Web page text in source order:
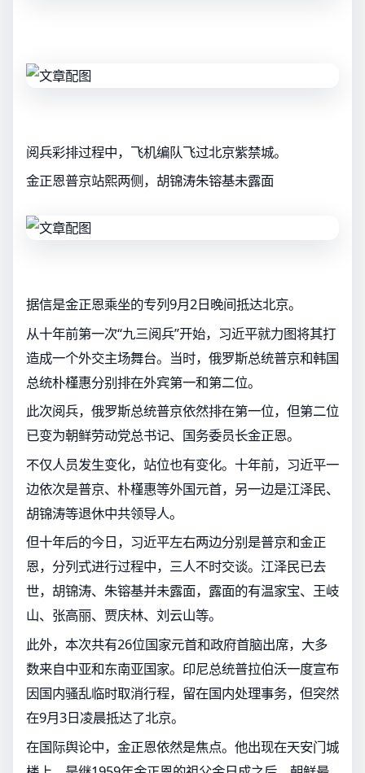
阅兵彩排过程中，飞机编队飞过北京紫禁城。
金正恩普京站熙两侧，胡锦涛朱镕基未露面
据信是金正恩乘坐的专列9月2日晚间抵达北京。
从十年前第一次“九三阅兵”开始，习近平就力图将其打
造成一个外交主场舞台。当时，俄罗斯总统普京和韩国
总统朴槿惠分别排在外宾第一和第二位。
此次阅兵，俄罗斯总统普京依然排在第一位，但第二位
已变为朝鲜劳动党总书记、国务委员长金正恩。
不仅人员发生变化，站位也有变化。十年前，习近平一
边依次是普京、朴槿惠等外国元首，另一边是江泽民、
胡锦涛等退休中共领导人。
但十年后的今日，习近平左右两边分别是普京和金正
恩，分列式进行过程中，三人不时交谈。江泽民已去
世，胡锦涛、朱镕基并未露面，露面的有温家宝、王岐
山、张高丽、贾庆林、刘云山等。
此外，本次共有26位国家元首和政府首脑出席，大多
数来自中亚和东南亚国家。印尼总统普拉伯沃一度宣布
因国内骚乱临时取消行程，留在国内处理事务，但突然
在9月3日凌晨抵达了北京。
在国际舆论中，金正恩依然是焦点。他出现在天安门城